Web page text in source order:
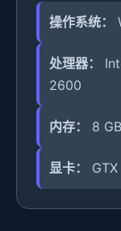
操作系统：
处理器：
2600
内存： 8
显卡：